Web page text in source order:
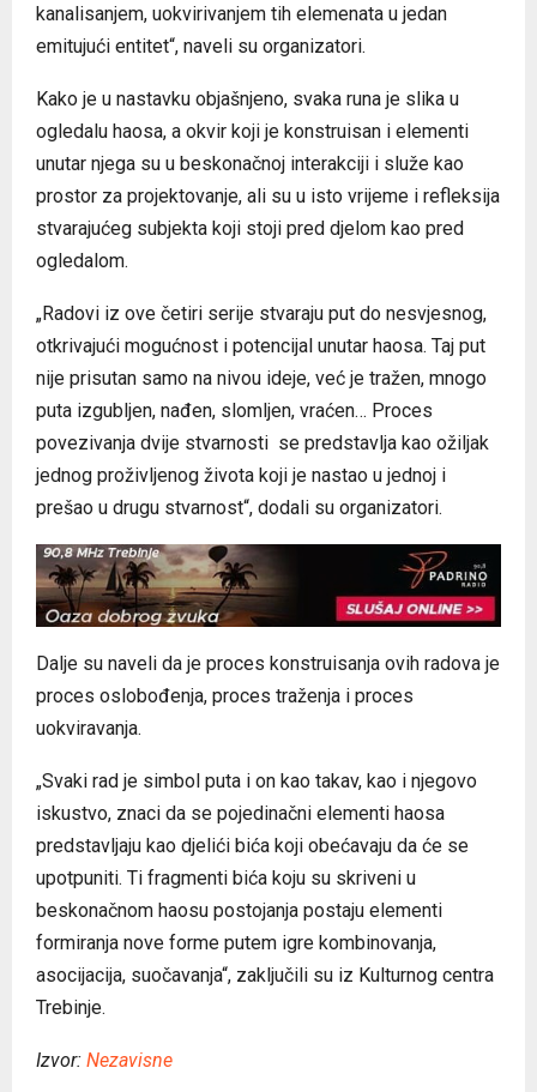
kanalisanjem, uokvirivanjem tih elemenata u jedan
emitujući entitet“, naveli su organizatori.
Kako je u nastavku objašnjeno, svaka runa je slika u
ogledalu haosa, a okvir koji je konstruisan i elementi
unutar njega su u beskonačnoj interakciji i služe kao
prostor za projektovanje, ali su u isto vrijeme i refleksija
stvarajućeg subjekta koji stoji pred djelom kao pred
ogledalom.
„Radovi iz ove četiri serije stvaraju put do nesvjesnog,
otkrivajući mogućnost i potencijal unutar haosa. Taj put
nije prisutan samo na nivou ideje, već je tražen, mnogo
puta izgubljen, nađen, slomljen, vraćen… Proces
povezivanja dvije stvarnosti se predstavlja kao ožiljak
jednog proživljenog života koji je nastao u jednoj i
prešao u drugu stvarnost“, dodali su organizatori.
Dalje su naveli da je proces konstruisanja ovih radova je
proces oslobođenja, proces traženja i proces
uokviravanja.
„Svaki rad je simbol puta i on kao takav, kao i njegovo
iskustvo, znaci da se pojedinačni elementi haosa
predstavljaju kao djelići bića koji obećavaju da će se
upotpuniti. Ti fragmenti bića koju su skriveni u
beskonačnom haosu postojanja postaju elementi
formiranja nove forme putem igre kombinovanja,
asocijacija, suočavanja“, zaključili su iz Kulturnog centra
Trebinje.
Izvor: Nezavisne